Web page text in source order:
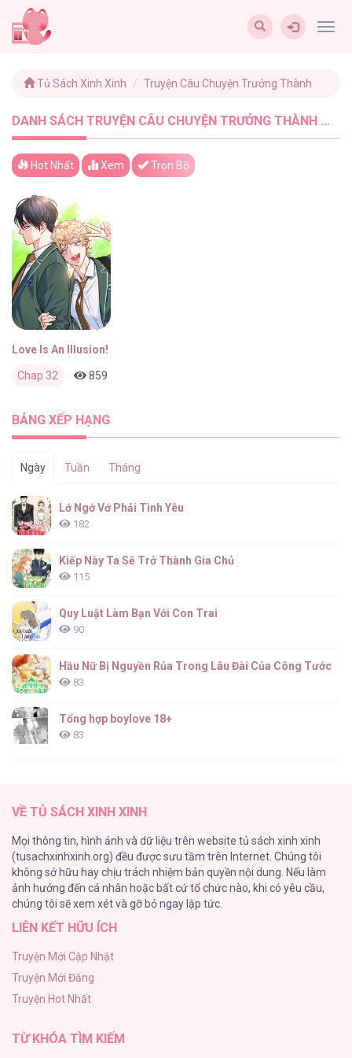
Tủ Sách Xinh Xinh Truyện Câu Chuyện Trưởng Thành
DANH SÁCH TRUYỆN CÂU CHUYỆN TRƯỞNG THÀNH MỚI NHẤT - TUSACHXINHXINH (1)
Hot Nhất Xem Trọn Bộ
Love Is An Illusion! Super Star
Chap 32 859
BẢNG XẾP HẠNG
Ngày Tuần Tháng
Lớ Ngớ Vớ Phải Tình Yêu
182
Kiếp Này Ta Sẽ Trở Thành Gia Chủ
115
Quy Luật Làm Bạn Với Con Trai
90
Hầu Nữ Bị Nguyền Rủa Trong Lâu Đài Của Công Tước
83
Tổng hợp boylove 18+
83
82
TUYỂN TẬP MANHWA BÍ MẬT CƠ THỂ
74
Mối Tình Thầm Kín
Căn Nhà Của Dị Nhân
56
VỀ TỦ SÁCH XINH XINH
Mọi thông tin, hình ảnh và dữ liệu trên website tủ sách xinh xinh
(tusachxinhxinh.org) đều được sưu tầm trên Internet. Chúng tôi
không sở hữu hay chịu trách nhiệm bản quyền nội dung. Nếu làm
ảnh hưởng đến cá nhân hoặc bất cứ tổ chức nào, khi có yêu cầu,
chúng tôi sẽ xem xét và gỡ bỏ ngay lập tức.
LIÊN KẾT HỮU ÍCH
Truyện Mới Cập Nhật
Truyện Mới Đăng
Truyện Hot Nhất
TỪ KHÓA TÌM KIẾM